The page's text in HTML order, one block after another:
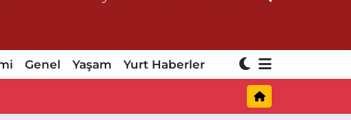
Genel Yaşam Yurt Haberler